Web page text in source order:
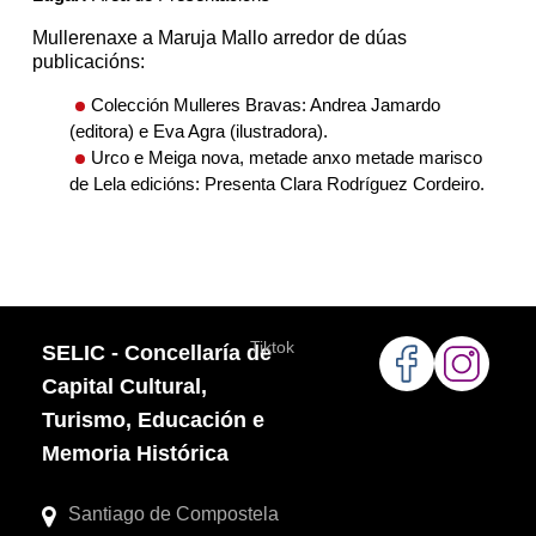
Mullerenaxe a Maruja Mallo arredor de dúas
publicacións:
Colección Mulleres Bravas: Andrea Jamardo
(editora) e Eva Agra (ilustradora).
Urco e Meiga nova, metade anxo metade marisco
de Lela edicións: Presenta Clara Rodríguez Cordeiro.
SELIC - Concellaría de
Capital Cultural,
Turismo, Educación e
Memoria Histórica
Tiktok
Santiago de Compostela